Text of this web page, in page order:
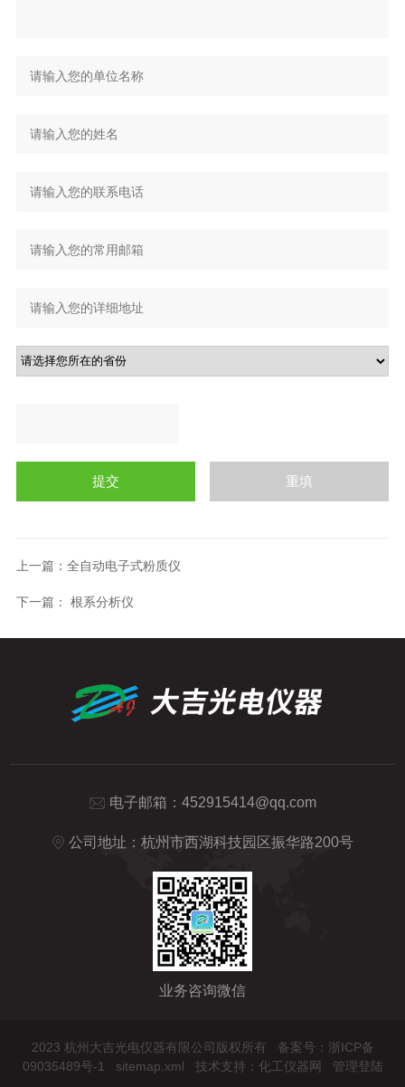
上一篇： 全自动电子式粉质仪
下一篇： 根系分析仪
电子邮箱： 452915414@qq.com
公司地址：杭州市西湖科技园区振华路200号
业务咨询微信
2023 杭州大吉光电仪器有限公司版权所有 备案号：浙ICP备
09035489号-1
sitemap.xml 技术支持： 化工仪器网 管理登陆